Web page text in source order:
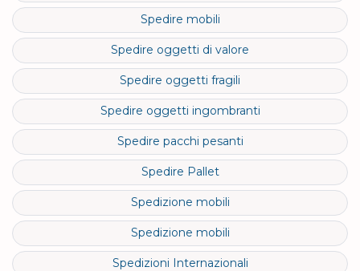
Spedire mobili
Spedire oggetti di valore
Spedire oggetti fragili
Spedire oggetti ingombranti
Spedire pacchi pesanti
Spedire Pallet
Spedizione mobili
Spedizione mobili
Spedizioni Internazionali